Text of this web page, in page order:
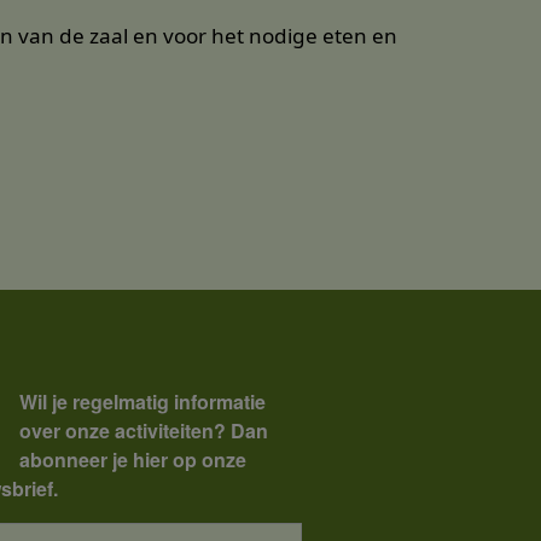
van de zaal en voor het nodige eten en
Wil je regelmatig informatie
over onze activiteiten? Dan
abonneer je hier op onze